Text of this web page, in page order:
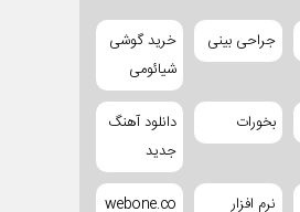
جراحی بینی
خرید گوشی
شیائومی
بخورات
دانلود آهنگ
جدید
نرم افزار
webone.co